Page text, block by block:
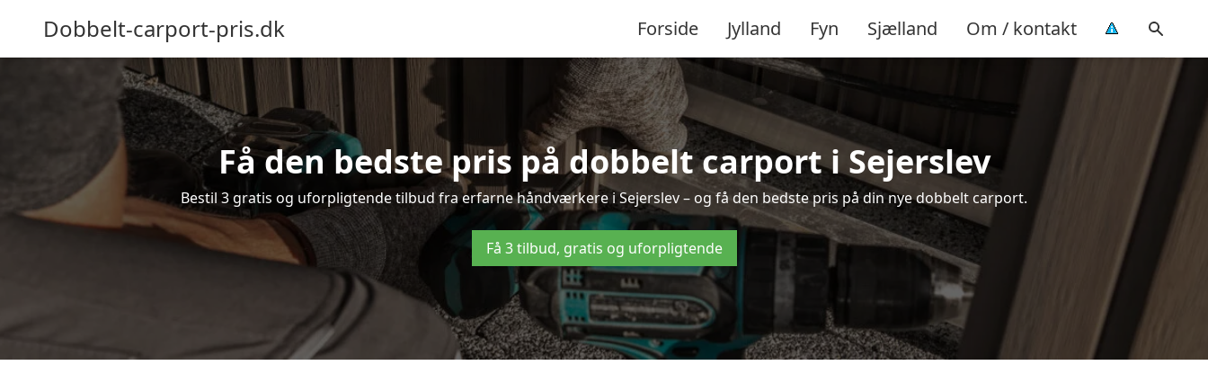
Dobbelt-carport-pris.dk Forside Jylland Fyn Sjælland Om / kontakt
Få den bedste pris på dobbelt carport i Sejerslev
Bestil 3 gratis og uforpligtende tilbud fra erfarne håndværkere i Sejerslev – og få den bedste pris på din nye dobbelt carport.
Få 3 tilbud, gratis og uforpligtende